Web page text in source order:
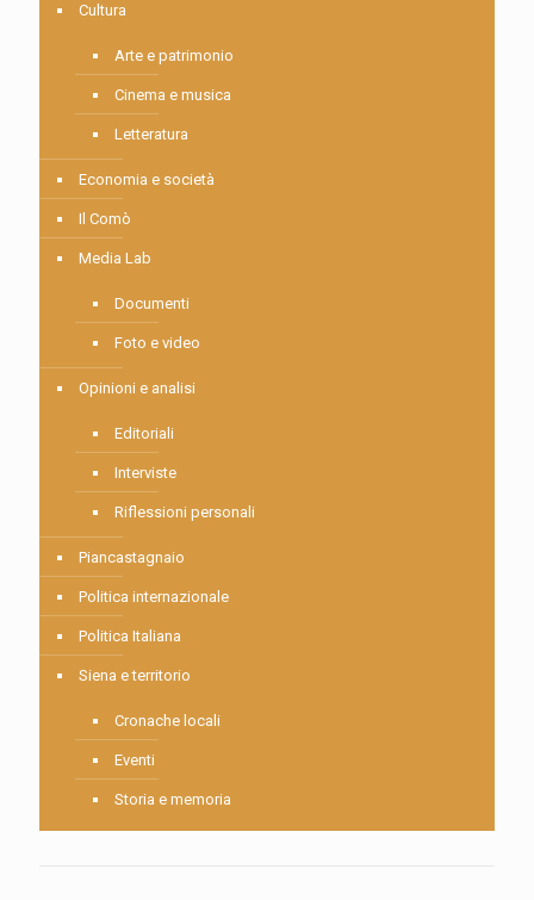
Cultura
Arte e patrimonio
Cinema e musica
Letteratura
Economia e società
Il Comò
Media Lab
Documenti
Foto e video
Opinioni e analisi
Editoriali
Interviste
Riflessioni personali
Piancastagnaio
Politica internazionale
Politica Italiana
Siena e territorio
Cronache locali
Eventi
Storia e memoria